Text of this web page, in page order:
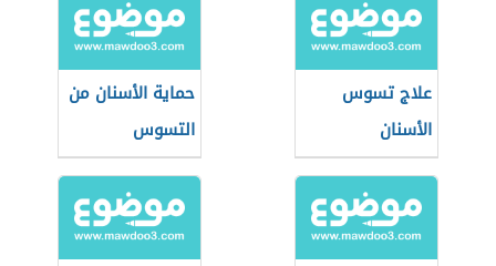
علاج تسوس
الأسنان
حماية الأسنان من
التسوس